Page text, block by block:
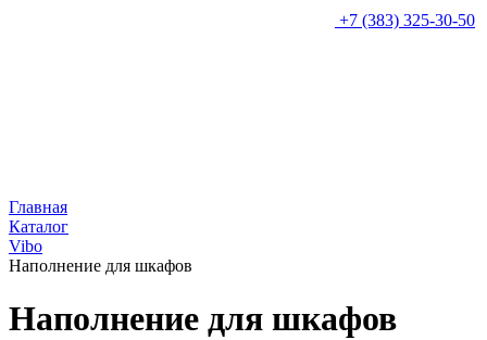
+7 (383) 325-30-50
Главная
Каталог
Vibo
Наполнение для шкафов
Наполнение для шкафов